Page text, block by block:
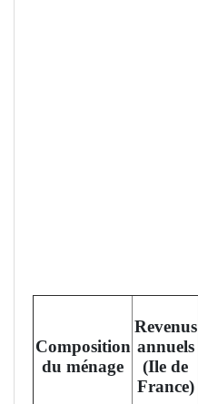
Composition
du ménage
Revenus
annuels
(Ile de
France)